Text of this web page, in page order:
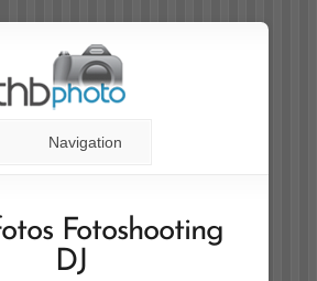
Navigation
Fotoshooting
DJ